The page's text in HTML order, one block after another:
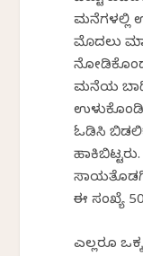
ಮನೆಗಳಲ್ಲಿ
ಮೊದಲು
ಮನೆಯ
ಓಡಿಸಿ
ಈ ಸಂಖ್ಯೆ
ಎಲ್ಲರೂ